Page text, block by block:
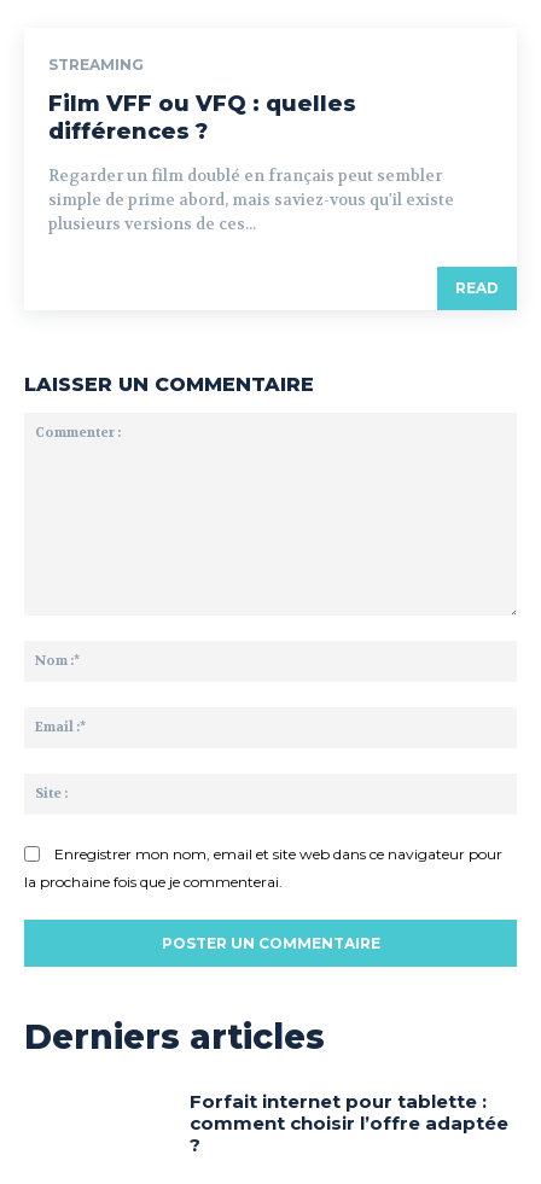
STREAMING
Film VFF ou VFQ : quelles
différences ?
Regarder un film doublé en français peut sembler
simple de prime abord, mais saviez-vous qu'il existe
plusieurs versions de ces...
READ
LAISSER UN COMMENTAIRE
Enregistrer mon nom, email et site web dans ce navigateur pour
la prochaine fois que je commenterai.
Derniers articles
Forfait internet pour tablette :
comment choisir l’offre adaptée
?